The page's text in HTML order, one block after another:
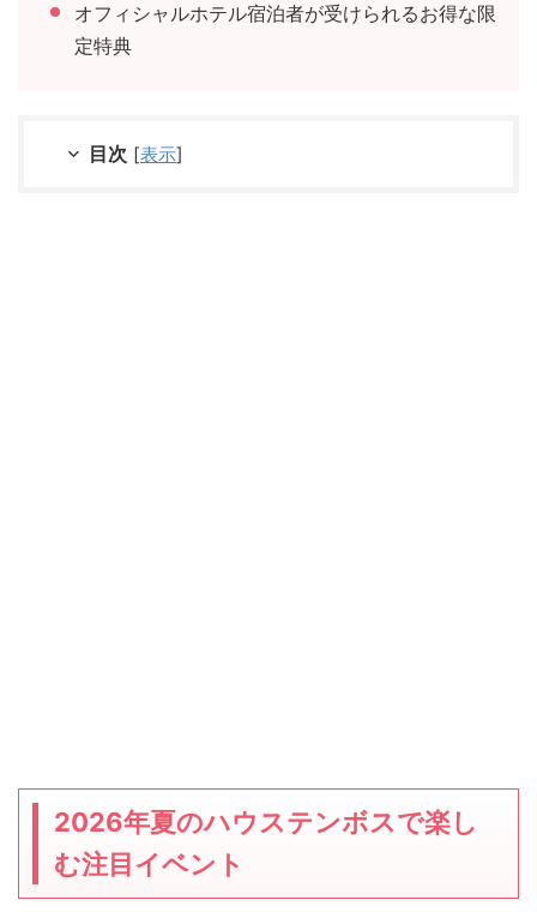
オフィシャルホテル宿泊者が受けられるお得な限
定特典
目次 [表示]
2026年夏のハウステンボスで楽し
む注目イベント